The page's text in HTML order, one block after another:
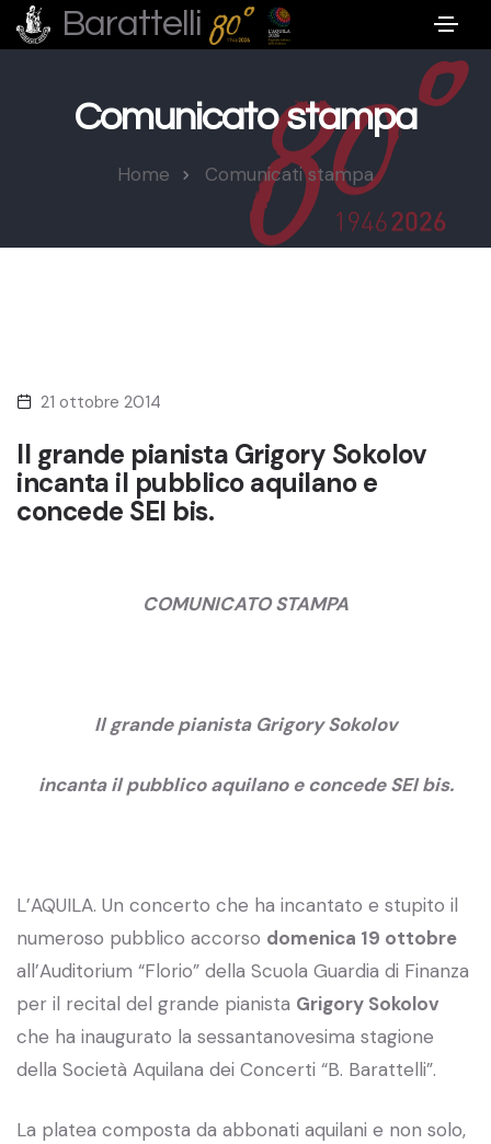
Barattelli
Comunicato stampa
Home Comunicati stampa
21 ottobre 2014
Il grande pianista Grigory Sokolov
incanta il pubblico aquilano e
concede SEI bis.
COMUNICATO STAMPA
Il grande pianista Grigory Sokolov
incanta il pubblico aquilano e concede SEI bis.
L’AQUILA. Un concerto che ha incantato e stupito il
numeroso pubblico accorso domenica 19 ottobre
all’Auditorium “Florio” della Scuola Guardia di Finanza
per il recital del grande pianista Grigory Sokolov
che ha inaugurato la sessantanovesima stagione
della Società Aquilana dei Concerti “B. Barattelli”.
La platea composta da abbonati aquilani e non solo,